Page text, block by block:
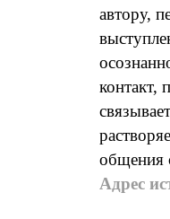
автору,
контакт,
общения
Адрес